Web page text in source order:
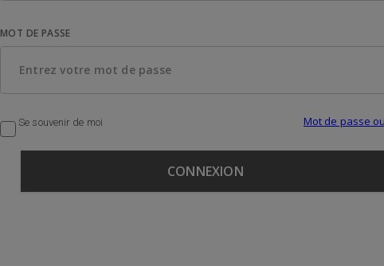
MOT DE PASSE
Se souvenir de moi Mot de passe